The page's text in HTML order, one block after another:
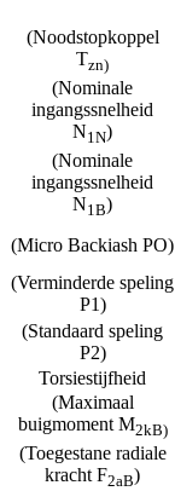
(Noodstopkoppel
Tzn)
(Nominale
ingangssnelheid
N1N)
(Nominale
ingangssnelheid
N1B)
(Micro Backiash PO)
(Verminderde speling
P1)
(Standaard speling
P2)
Torsiestijfheid
(Maximaal
buigmoment M2kB)
(Toegestane radiale
kracht F2aB)